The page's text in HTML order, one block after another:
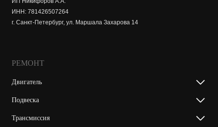
ИНН: 781426507264
г. Санкт-Петербург, ул. Маршала Захарова 14
РЕМОНТ
Двигатель
Подвеска
Трансмиссия